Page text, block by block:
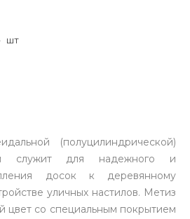
шт
(полуцилиндрической)
служит для надежного и
досок к деревянному
уличных настилов. Метиз
цвет со специальным покрытием